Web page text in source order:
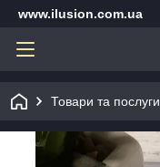
www.ilusion.com.ua
Товари та послуги